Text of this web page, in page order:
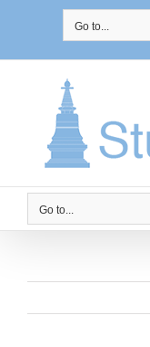
Go to...
Go to...